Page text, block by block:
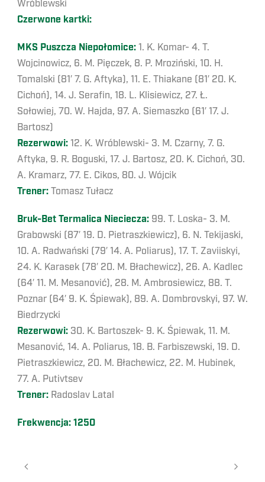
Wróblewski
Czerwone kartki:
MKS Puszcza Niepołomice: 1. K. Komar- 4. T.
Wojcinowicz, 6. M. Pięczek, 8. P. Mroziński, 10. H.
Tomalski (81′ 7. G. Aftyka), 11. E. Thiakane (81′ 20. K.
Cichoń), 14. J. Serafin, 18. L. Klisiewicz, 27. Ł.
Sołowiej, 70. W. Hajda, 97. A. Siemaszko (61′ 17. J.
Bartosz)
Rezerwowi: 12. K. Wróblewski- 3. M. Czarny, 7. G.
Aftyka, 9. R. Boguski, 17. J. Bartosz, 20. K. Cichoń, 30.
A. Kramarz, 77. E. Cikos, 80. J. Wójcik
Trener: Tomasz Tułacz
Bruk-Bet Termalica Nieciecza: 99. T. Loska- 3. M.
Grabowski (87′ 19. D. Pietraszkiewicz), 6. N. Tekijaski,
10. A. Radwański (79′ 14. A. Poliarus), 17. T. Zaviiskyi,
24. K. Karasek (78′ 20. M. Błachewicz), 26. A. Kadlec
(64′ 11. M. Mesanović), 28. M. Ambrosiewicz, 88. T.
Poznar (64′ 9. K. Śpiewak), 89. A. Dombrovskyi, 97. W.
Biedrzycki
Rezerwowi: 30. K. Bartoszek- 9. K. Śpiewak, 11. M.
Mesanović, 14. A. Poliarus, 18. B. Farbiszewski, 19. D.
Pietraszkiewicz, 20. M. Błachewicz, 22. M. Hubinek,
77. A. Putivtsev
Trener: Radoslav Latal
Frekwencja: 1250